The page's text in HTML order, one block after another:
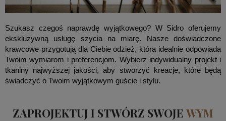
Szukasz czegoś naprawdę wyjątkowego? W Sidro oferujemy
ekskluzywną usługę szycia na miarę. Nasze doświadczone
krawcowe przygotują dla Ciebie odzież, która idealnie odpowiada
Twoim wymiarom i preferencjom. Wybierz indywidualny projekt i
tkaniny najwyższej jakości, aby stworzyć kreacje, które będą
świadczyć o Twoim wyjątkowym guście i stylu.
ZAPROJEKTUJ I STWÓRZ SWOJEWYMA